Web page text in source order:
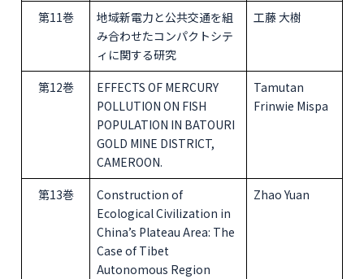
第11巻
地域新電力と公共交通を組
み合わせたコンパクトシテ
ィに関する研究
工藤 大樹
第12巻
EFFECTS OF MERCURY
POLLUTION ON FISH
POPULATION IN BATOURI
GOLD MINE DISTRICT,
CAMEROON.
Tamutan
Frinwie Mispa
第13巻
Construction of
Ecological Civilization in
China’s Plateau Area: The
Case of Tibet
Autonomous Region
Zhao Yuan